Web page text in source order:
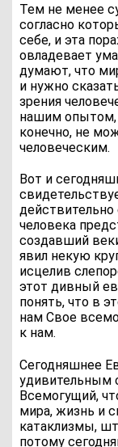
Тем не менее
согласно
себе, и эта
овладевает
думают, что
и нужно
зрения
нашим
конечно, не
человеческим.
Вот и
человека
создавший
явил некую
исцелив
этот дивный
понять, что в
нам Свое
к нам.
Сегодняшнее
удивительным
Всемогущий,
мира, жизнь и
катаклизмы,
потому